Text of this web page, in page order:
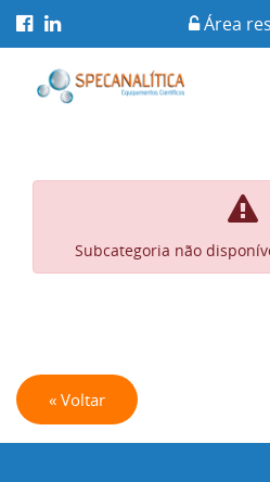
Área
Subcategoria não
« Voltar